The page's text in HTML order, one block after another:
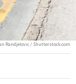
Randjelovic / Shutterstock.com